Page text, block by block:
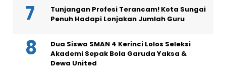
Tunjangan Profesi Terancam! Kota Sungai
Penuh Hadapi Lonjakan Jumlah Guru
Dua Siswa SMAN 4 Kerinci Lolos Seleksi
Akademi Sepak Bola Garuda Yaksa &
Dewa United